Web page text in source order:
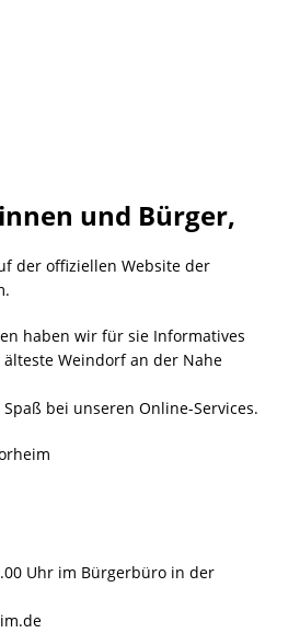
und Bürger,
der offiziellen Website der
haben wir für sie Informatives
Weindorf an der Nahe
bei unseren Online-Services.
Uhr im Bürgerbüro in der